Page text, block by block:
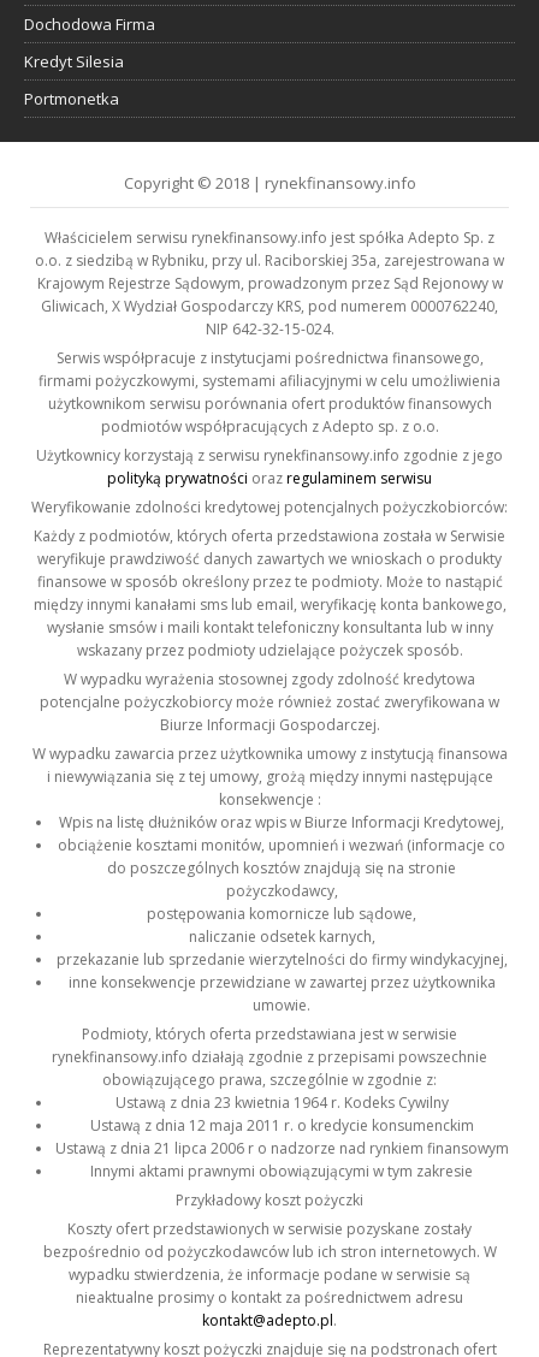
Dochodowa Firma
Kredyt Silesia
Portmonetka
Copyright © 2018 | rynekfinansowy.info
Właścicielem serwisu rynekfinansowy.info jest spółka Adepto Sp. z
o.o. z siedzibą w Rybniku, przy ul. Raciborskiej 35a, zarejestrowana w
Krajowym Rejestrze Sądowym, prowadzonym przez Sąd Rejonowy w
Gliwicach, X Wydział Gospodarczy KRS, pod numerem 0000762240,
NIP 642-32-15-024.
Serwis współpracuje z instytucjami pośrednictwa finansowego,
firmami pożyczkowymi, systemami afiliacyjnymi w celu umożliwienia
użytkownikom serwisu porównania ofert produktów finansowych
podmiotów współpracujących z Adepto sp. z o.o.
Użytkownicy korzystają z serwisu rynekfinansowy.info zgodnie z jego
polityką prywatności orazregulaminem serwisu
Weryfikowanie zdolności kredytowej potencjalnych pożyczkobiorców:
Każdy z podmiotów, których oferta przedstawiona została w Serwisie
weryfikuje prawdziwość danych zawartych we wnioskach o produkty
finansowe w sposób określony przez te podmioty. Może to nastąpić
między innymi kanałami sms lub email, weryfikację konta bankowego,
wysłanie smsów i maili kontakt telefoniczny konsultanta lub w inny
wskazany przez podmioty udzielające pożyczek sposób.
W wypadku wyrażenia stosownej zgody zdolność kredytowa
potencjalne pożyczkobiorcy może również zostać zweryfikowana w
Biurze Informacji Gospodarczej.
W wypadku zawarcia przez użytkownika umowy z instytucją finansowa
i niewywiązania się z tej umowy, grożą między innymi następujące
konsekwencje :
Wpis na listę dłużników oraz wpis w Biurze Informacji Kredytowej,
obciążenie kosztami monitów, upomnień i wezwań (informacje co
do poszczególnych kosztów znajdują się na stronie
pożyczkodawcy,
postępowania komornicze lub sądowe,
naliczanie odsetek karnych,
przekazanie lub sprzedanie wierzytelności do firmy windykacyjnej,
inne konsekwencje przewidziane w zawartej przez użytkownika
umowie.
Podmioty, których oferta przedstawiana jest w serwisie
rynekfinansowy.info działają zgodnie z przepisami powszechnie
obowiązującego prawa, szczególnie w zgodnie z:
Ustawą z dnia 23 kwietnia 1964 r. Kodeks Cywilny
Ustawą z dnia 12 maja 2011 r. o kredycie konsumenckim
Ustawą z dnia 21 lipca 2006 r o nadzorze nad rynkiem finansowym
Innymi aktami prawnymi obowiązującymi w tym zakresie
Przykładowy koszt pożyczki
Koszty ofert przedstawionych w serwisie pozyskane zostały
bezpośrednio od pożyczkodawców lub ich stron internetowych. W
wypadku stwierdzenia, że informacje podane w serwisie są
nieaktualne prosimy o kontakt za pośrednictwem adresu
kontakt@adepto.pl.
Reprezentatywny koszt pożyczki znajduje się na podstronach ofert